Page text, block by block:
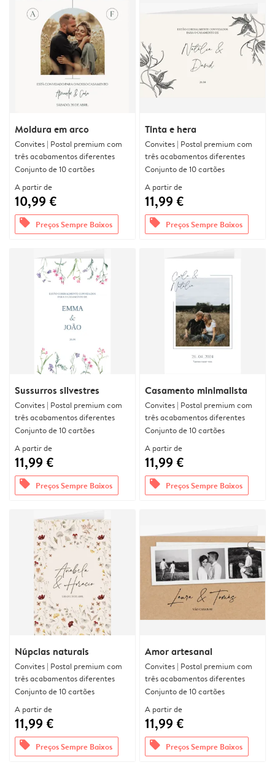
Moldura em arco
Convites | Postal premium com
três acabamentos diferentes
Conjunto de 10 cartões
A partir de
10,99 €
offers Preços Sempre Baixos
Tinta e hera
Convites | Postal premium com
três acabamentos diferentes
Conjunto de 10 cartões
A partir de
11,99 €
offers Preços Sempre Baixos
Sussurros silvestres
Convites | Postal premium com
três acabamentos diferentes
Conjunto de 10 cartões
A partir de
11,99 €
offers Preços Sempre Baixos
Casamento minimalista
Convites | Postal premium com
três acabamentos diferentes
Conjunto de 10 cartões
A partir de
11,99 €
offers Preços Sempre Baixos
Núpcias naturais
Convites | Postal premium com
três acabamentos diferentes
Conjunto de 10 cartões
A partir de
11,99 €
offers Preços Sempre Baixos
Amor artesanal
Convites | Postal premium com
três acabamentos diferentes
Conjunto de 10 cartões
A partir de
11,99 €
offers Preços Sempre Baixos